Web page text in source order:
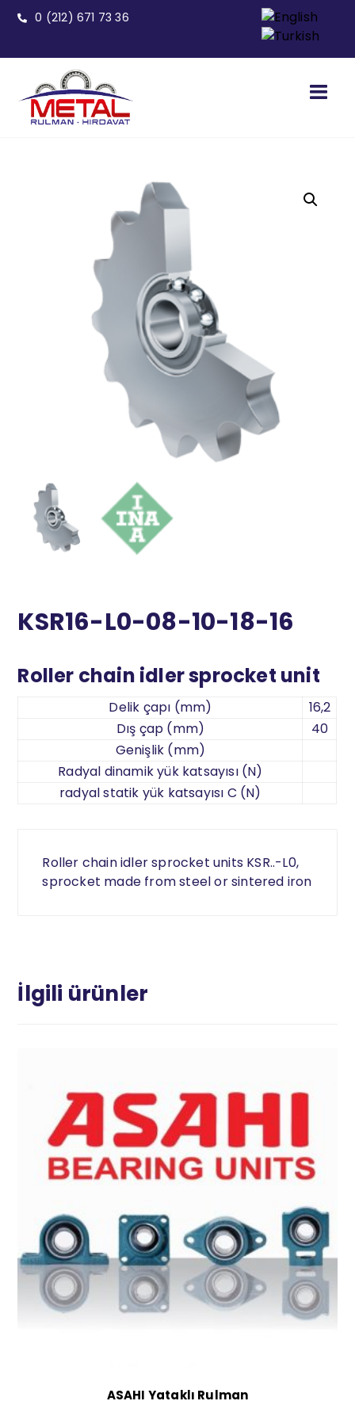
0 (212) 671 73 36
KSR16-L0-08-10-18-16
Roller chain idler sprocket unit
Delik çapı (mm)
16,2
Dış çap (mm)
40
Genişlik (mm)
Radyal dinamik yük katsayısı (N)
radyal statik yük katsayısı C (N)
Roller chain idler sprocket units KSR..-L0,
sprocket made from steel or sintered iron
İlgili ürünler
ASAHI Yataklı Rulman